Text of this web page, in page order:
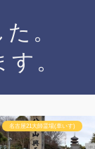
。
。
自己紹介